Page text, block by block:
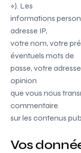
»). Les
informations
adresse IP,
votre nom, votre
éventuels mots de
passe, votre
opinion
que vous nous
commentaire
sur les contenus
Vos